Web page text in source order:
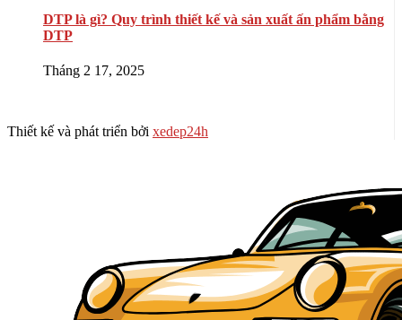
DTP là gì? Quy trình thiết kế và sản xuất ấn phẩm bằng
DTP
Tháng 2 17, 2025
Thiết kế và phát triển bởi xedep24h